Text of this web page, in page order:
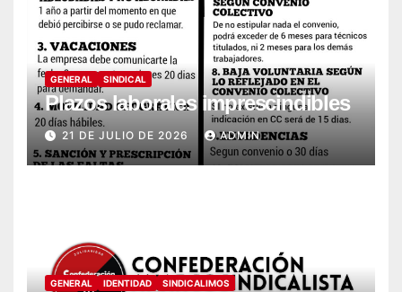
GENERAL SINDICAL
Plazos laborales imprescindibles
21 DE JULIO DE 2026 ADMIN
GENERAL IDENTIDAD SINDICALIMOS